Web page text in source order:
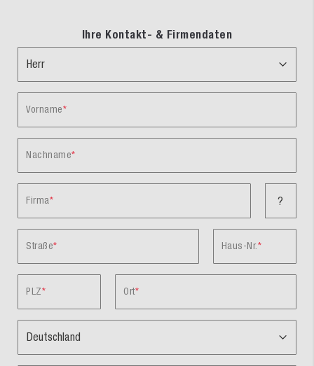
Ihre Kontakt- & Firmendaten
Vorname
Nachname
Firma ?
Straße Haus-Nr.
PLZ Ort